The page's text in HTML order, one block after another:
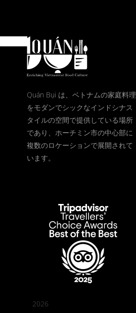
Quán Bụi は、ベトナムの家庭料理
をモダンでシックなインドシナス
タイルの空間で提供している場所
であり、ホーチミン市の中心部に
複数のロケーションで展開されて
います。
2026